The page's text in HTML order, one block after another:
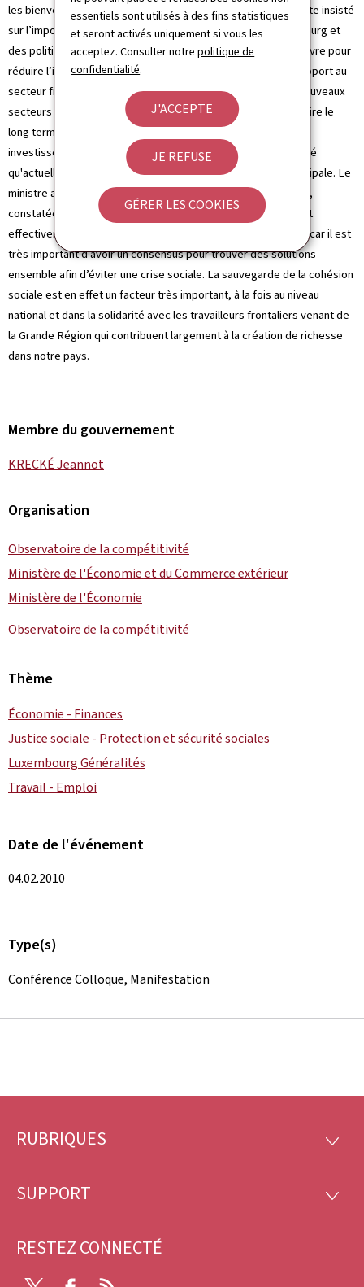
essentiels sont utilisés à des fins statistiques
et seront activés uniquement si vous les
acceptez. Consulter notrepolitique de
confidentialité.
J'ACCEPTE
JE REFUSE
GÉRER LES COOKIES
les bienvenues, même si elles dérangent". Le ministre a ensuite insisté
sur l’importance majeure d’un tissu industriel fort au Luxembourg et
des politiques de spécialisation multisectorielle mises en oeuvre pour
réduire l’impact de la forte dépéndance de l’économie par rapport au
secteur financier. Il a rappelé que les effets positifs de ces nouveaux
secteurs ne se feront cependant sentir que dans le moyen voire le
long terme, et qu'ils nécessiteront dans l'immédiat des
investissements initiaux importants. Dans ce cadre, il a rappelé
qu'actuellement, l’emploi constitue notre préoccupation principale. Le
ministre a finalement expliqué que la résistance aux réformes,
constatée par le professeur Fontagné, existe en réalité et est
effectivement à l’origine de tensions qu’il s’agit de dépasser, car il est
très important d’avoir un consensus pour trouver des solutions
ensemble afin d’éviter une crise sociale. La sauvegarde de la cohésion
sociale est en effet un facteur très important, à la fois au niveau
national et dans la solidarité avec les travailleurs frontaliers venant de
la Grande Région qui contribuent largement à la création de richesse
dans notre pays.
Membre du gouvernement
KRECKÉ Jeannot
Organisation
Observatoire de la compétitivité
Ministère de l'Économie et du Commerce extérieur
Ministère de l'Économie
Observatoire de la compétitivité
Thème
Économie - Finances
Justice sociale - Protection et sécurité sociales
Luxembourg Généralités
Travail - Emploi
Date de l'événement
04.02.2010
Type(s)
Conférence Colloque, Manifestation
Pied
page
RUBRIQUES
SUPPORT
RESTEZ CONNECTÉ